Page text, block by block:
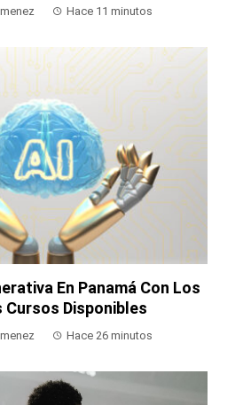
Hace 11 minutos
En Panamá Con Los
Cursos Disponibles
Hace 26 minutos